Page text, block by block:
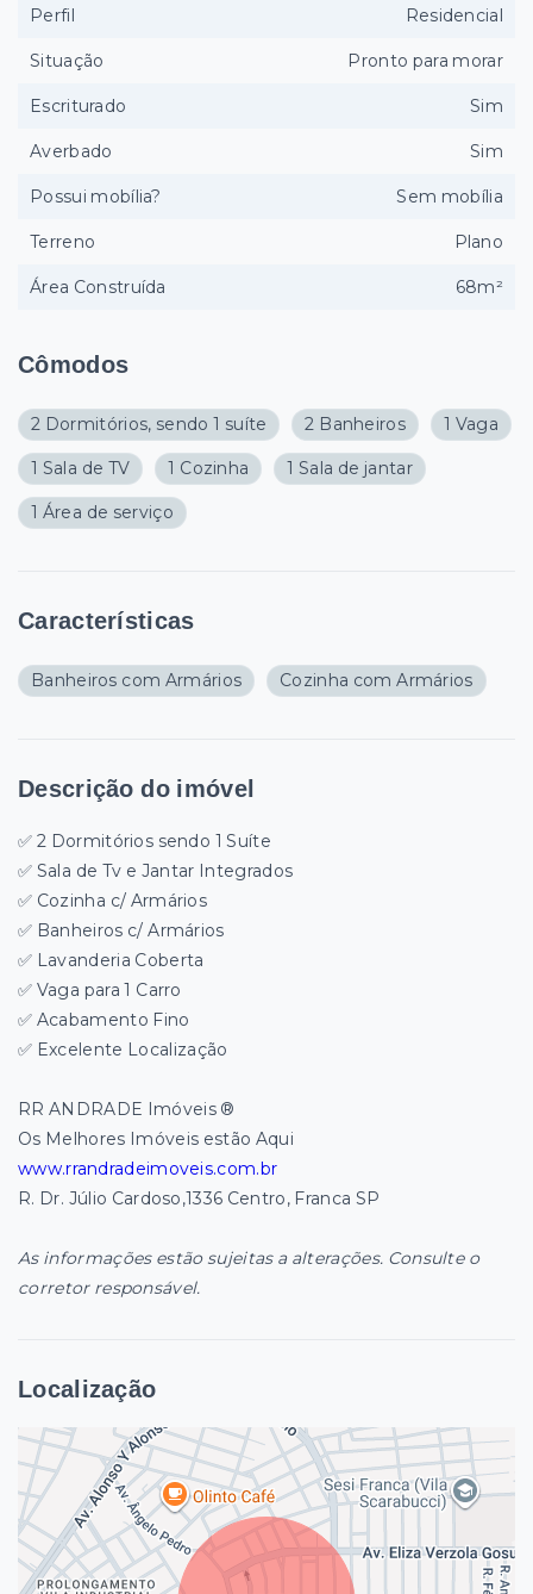
Cômodos
2 Dormitórios, sendo 1 suíte 2 Banheiros 1 Vaga
1 Sala de TV 1 Cozinha 1 Sala de jantar
1 Área de serviço
Características
Banheiros com Armários Cozinha com Armários
Descrição do imóvel
✅ 2 Dormitórios sendo 1 Suíte
✅ Sala de Tv e Jantar Integrados
✅ Cozinha c/ Armários
✅ Banheiros c/ Armários
✅ Lavanderia Coberta
✅ Vaga para 1 Carro
✅ Acabamento Fino
✅ Excelente Localização
RR ANDRADE Imóveis ®
Os Melhores Imóveis estão Aqui
www.rrandradeimoveis.com.br
R. Dr. Júlio Cardoso,1336 Centro, Franca SP
As informações estão sujeitas a alterações. Consulte o
corretor responsável.
Localização
Perfil Residencial
Situação Pronto para morar
Escriturado Sim
Averbado Sim
Possui mobília? Sem mobília
Terreno Plano
Área Construída 68m²